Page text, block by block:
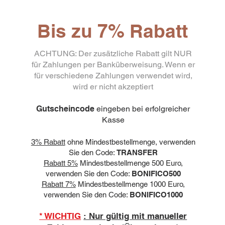
Bis zu 7% Rabatt
ACHTUNG: Der zusätzliche Rabatt gilt NUR
für Zahlungen per Banküberweisung. Wenn er
für verschiedene Zahlungen verwendet wird,
wird er nicht akzeptiert
Gutscheincode eingeben bei erfolgreicher
Kasse
3% Rabattohne Mindestbestellmenge, verwenden
Sie den Code: TRANSFER
Rabatt 5%Mindestbestellmenge 500 Euro,
verwenden Sie den Code: BONIFICO500
Rabatt 7%Mindestbestellmenge 1000 Euro,
verwenden Sie den Code: BONIFICO1000
* WICHTIG : Nur gültig mit manueller